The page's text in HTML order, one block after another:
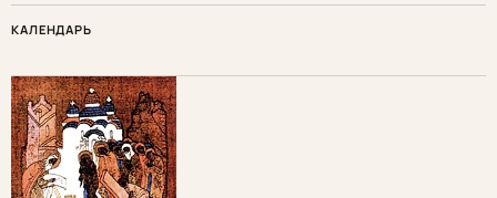
КАЛЕНДАРЬ